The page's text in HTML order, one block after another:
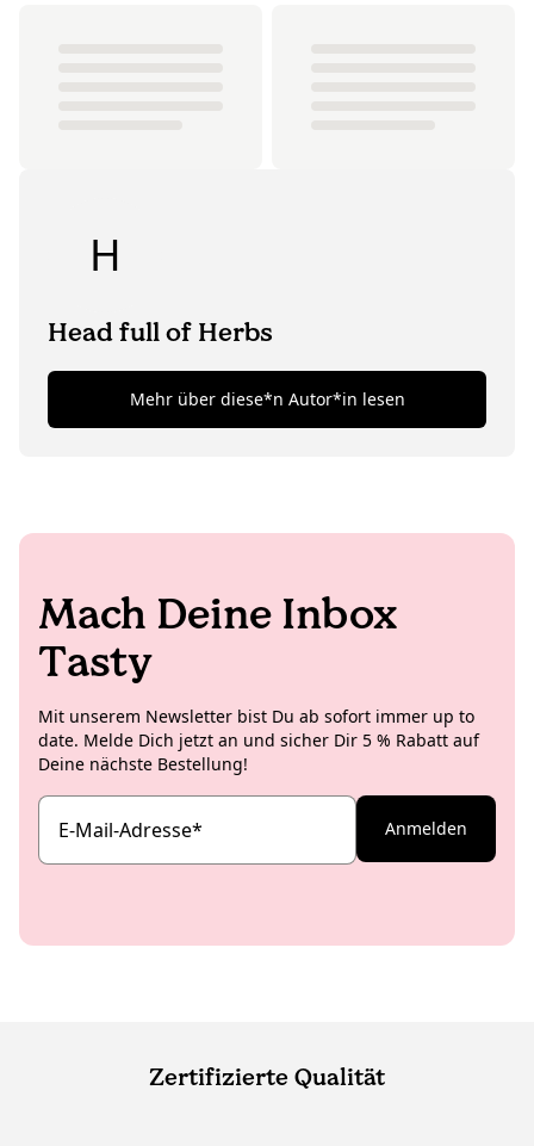
H
Head full of Herbs
Mehr über diese*n Autor*in lesen
Mach Deine Inbox
Tasty
Mit unserem Newsletter bist Du ab sofort immer up to
date. Melde Dich jetzt an und sicher Dir 5 % Rabatt auf
Deine nächste Bestellung!
E-Mail-Adresse* Anmelden
Zertifizierte Qualität